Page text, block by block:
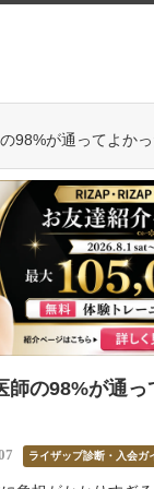
98%が通ってよか
師の98%が通っ
ライザップ診断・入会ガ